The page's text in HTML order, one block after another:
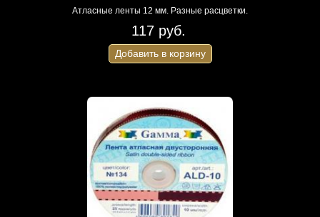
Атласные ленты 12 мм. Разные расцветки.
117 руб.
Добавить в корзину